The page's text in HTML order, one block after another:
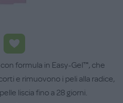
formula in Easy-Gel™, che
e rimuovono i peli alla radice,
liscia fino a 28 giorni.